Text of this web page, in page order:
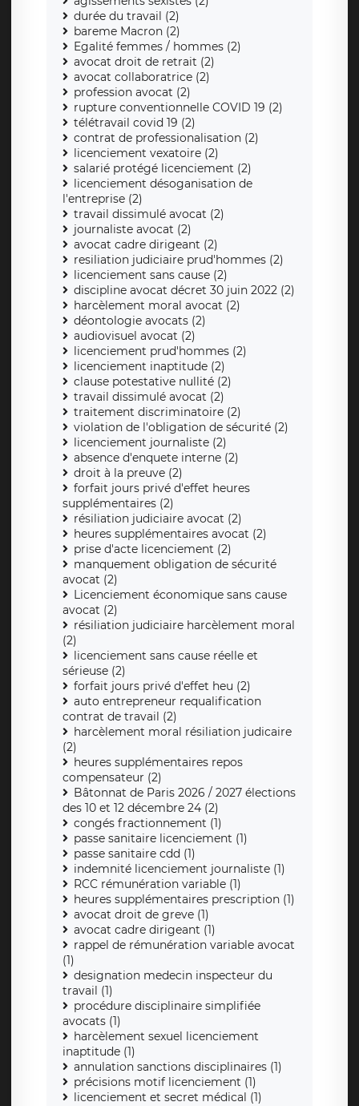
durée du travail (2)
bareme Macron (2)
Egalité femmes / hommes (2)
avocat droit de retrait (2)
avocat collaboratrice (2)
profession avocat (2)
rupture conventionnelle COVID 19 (2)
télétravail covid 19 (2)
contrat de professionalisation (2)
licenciement vexatoire (2)
salarié protégé licenciement (2)
licenciement désoganisation de
l'entreprise (2)
travail dissimulé avocat (2)
journaliste avocat (2)
avocat cadre dirigeant (2)
resiliation judiciaire prud'hommes (2)
licenciement sans cause (2)
discipline avocat décret 30 juin 2022 (2)
harcèlement moral avocat (2)
déontologie avocats (2)
audiovisuel avocat (2)
licenciement prud'hommes (2)
licenciement inaptitude (2)
clause potestative nullité (2)
travail dissimulé avocat (2)
traitement discriminatoire (2)
violation de l'obligation de sécurité (2)
licenciement journaliste (2)
absence d'enquete interne (2)
droit à la preuve (2)
forfait jours privé d'effet heures
supplémentaires (2)
résiliation judiciaire avocat (2)
heures supplémentaires avocat (2)
prise d'acte licenciement (2)
manquement obligation de sécurité
avocat (2)
Licenciement économique sans cause
avocat (2)
résiliation judiciaire harcèlement moral
(2)
licenciement sans cause réelle et
sérieuse (2)
forfait jours privé d'effet heu (2)
auto entrepreneur requalification
contrat de travail (2)
harcèlement moral résiliation judicaire
(2)
heures supplémentaires repos
compensateur (2)
Bâtonnat de Paris 2026 / 2027 élections
des 10 et 12 décembre 24 (2)
congés fractionnement (1)
passe sanitaire licenciement (1)
passe sanitaire cdd (1)
indemnité licenciement journaliste (1)
RCC rémunération variable (1)
heures supplémentaires prescription (1)
avocat droit de greve (1)
avocat cadre dirigeant (1)
rappel de rémunération variable avocat
(1)
designation medecin inspecteur du
travail (1)
procédure disciplinaire simplifiée
avocats (1)
harcèlement sexuel licenciement
inaptitude (1)
annulation sanctions disciplinaires (1)
précisions motif licenciement (1)
licenciement et secret médical (1)